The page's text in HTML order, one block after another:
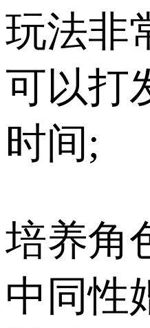
玩法非
可以打
时间;
培养角
中同性